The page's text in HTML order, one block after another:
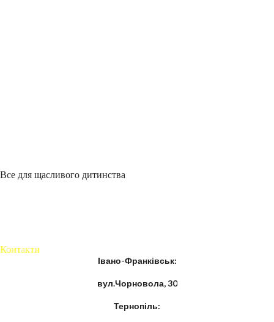
Все для щасливого дитинства
Контакти
Івано-Франківськ:
вул.Чорновола, 30
Тернопіль: